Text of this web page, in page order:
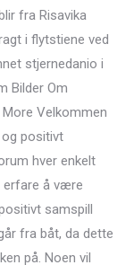
fra Risavika
i flytstiene ved
stjernedanio i
Bilder Om
Velkommen
positivt
hver enkelt
erfare å være
samspill
fra båt, da dette
på. Noen vil